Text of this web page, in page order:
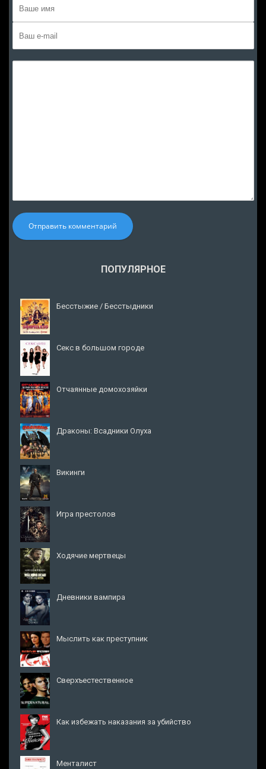
Отправить комментарий
ПОПУЛЯРНОЕ
Бесстыжие / Бесстыдники
Секс в большом городе
Отчаянные домохозяйки
Драконы: Всадники Олуха
Викинги
Игра престолов
Ходячие мертвецы
Дневники вампира
Мыслить как преступник
Сверхъестественное
Как избежать наказания за убийство
Менталист